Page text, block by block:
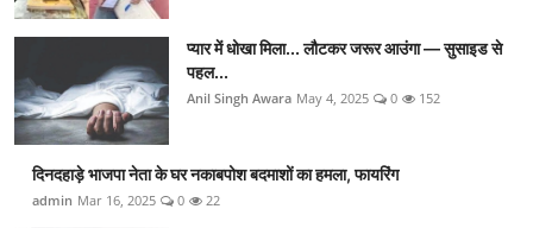
प्यार में धोखा मिला... लौटकर जरूर आउंगा — सुसाइड से
पहल...
Anil Singh Awara May 4, 2025 0 152
दिनदहाड़े भाजपा नेता के घर नकाबपोश बदमाशों का हमला, फायरिंग
admin Mar 16, 2025 0 22